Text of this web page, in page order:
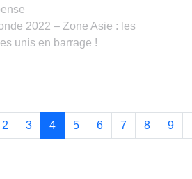
2022 – Zone Asie : les
unis en barrage !
2 3 4 5 6 7 8 9